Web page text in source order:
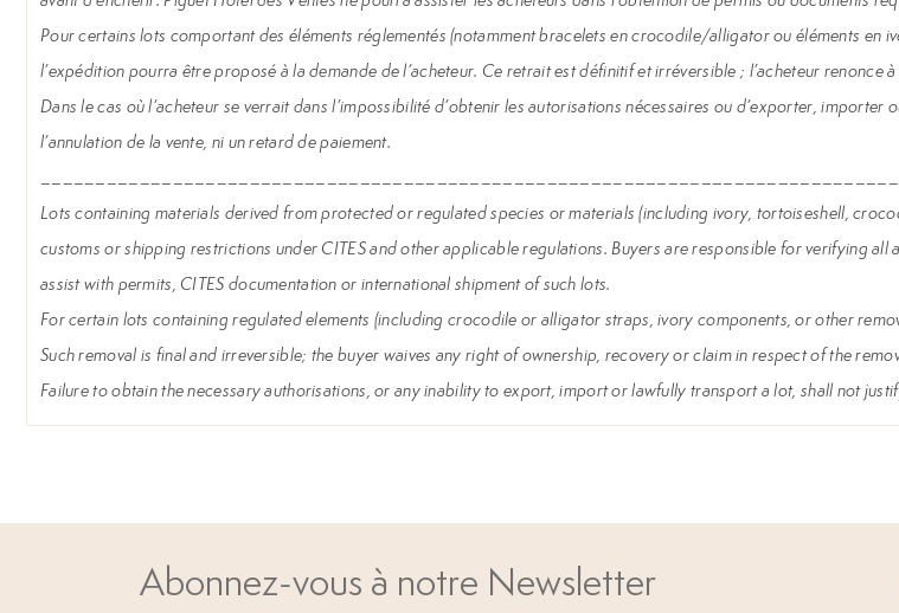
Pour certains lots comportant des éléments réglementés (notamment bracelets en crocodile/alligator ou éléments en
l’expédition pourra être proposé à la demande de l’acheteur. Ce retrait est définitif et irréversible ; l’acheteur
Dans le cas où l’acheteur se verrait dans l’impossibilité d’obtenir les autorisations nécessaires ou d’exporter,
l’annulation de la vente, ni un retard de paiement.
Lots containing materials derived from protected or regulated species or materials (including ivory, tortoiseshell,
customs or shipping restrictions under CITES and other applicable regulations. Buyers are responsible for verifying
assist with permits, CITES documentation or international shipment of such lots.
For certain lots containing regulated elements (including crocodile or alligator straps, ivory components, or other
Such removal is final and irreversible; the buyer waives any right of ownership, recovery or claim in respect of the
Failure to obtain the necessary authorisations, or any inability to export, import or lawfully transport a lot, shall not
Abonnez-vous à notre Newsletter